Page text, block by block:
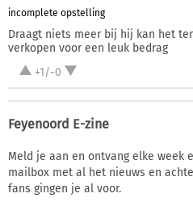
incomplete opstelling
Draagt niets meer bij hij kan het
verkopen voor een leuk bedrag
+1/-0
Feyenoord E-zine
Meld je aan en ontvang elke week
mailbox met al het nieuws en
fans gingen je al voor.